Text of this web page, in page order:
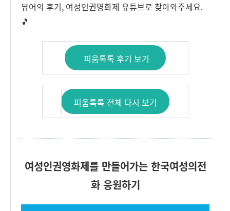
뷰어의 후기, 여성인권영화제 유튜브로 찾아와주세요.
🎵
피움톡톡 후기 보기
피움톡톡 전체 다시 보기
여성인권영화제를 만들어가는 한국여성의전
화 응원하기